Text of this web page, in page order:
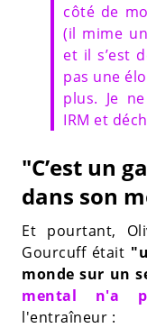
côté de
(il mime
et il s’est
pas une
plus. Je
IRM et
"C’est un
dans son
Et pourtant,
Gourcuff était
monde sur un
mental n'a
l'entraîneur :